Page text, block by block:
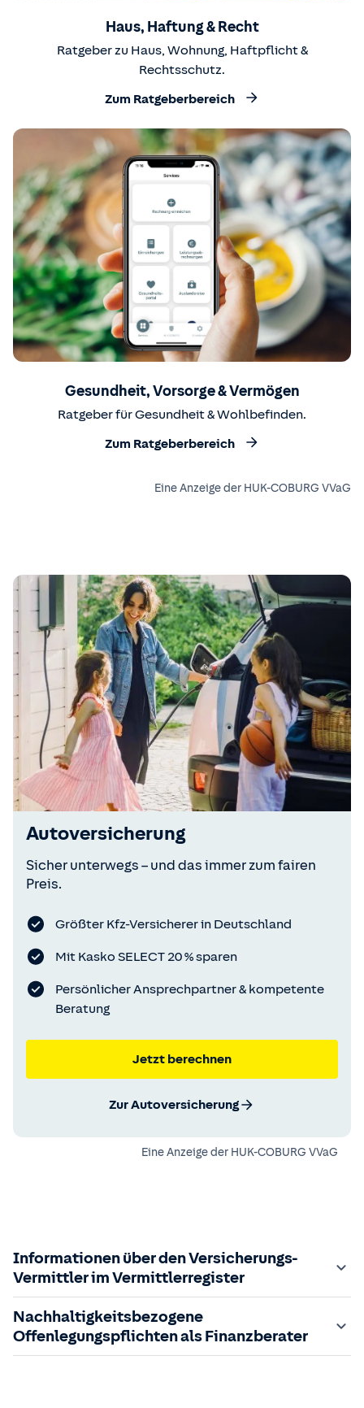
Haus, Haftung & Recht
Ratgeber zu Haus, Wohnung, Haftpflicht &
Rechtsschutz.
Zum Ratgeberbereich
Gesundheit, Vorsorge & Vermögen
Ratgeber für Gesundheit & Wohlbefinden.
Zum Ratgeberbereich
Eine Anzeige der HUK-COBURG VVaG
Autoversicherung
Sicher unterwegs – und das immer zum fairen
Preis.
Größter Kfz-Versicherer in Deutschland
Mit Kasko SELECT 20 % sparen
Persönlicher Ansprechpartner & kompetente
Beratung
Jetzt berechnen
Zur Autoversicherung
Eine Anzeige der HUK-COBURG VVaG
Informationen über den Versicherungs-
Vermittler im Vermittlerregister
Zuständige Aufsichtsbehörde:
Der Vermittler ist gebundener Versicherungsvermittler
gem. §34d GewO, bei der zuständigen IHK gemeldet und
Nachhaltigkeitsbezogene
Offenlegungspflichten als Finanzberater